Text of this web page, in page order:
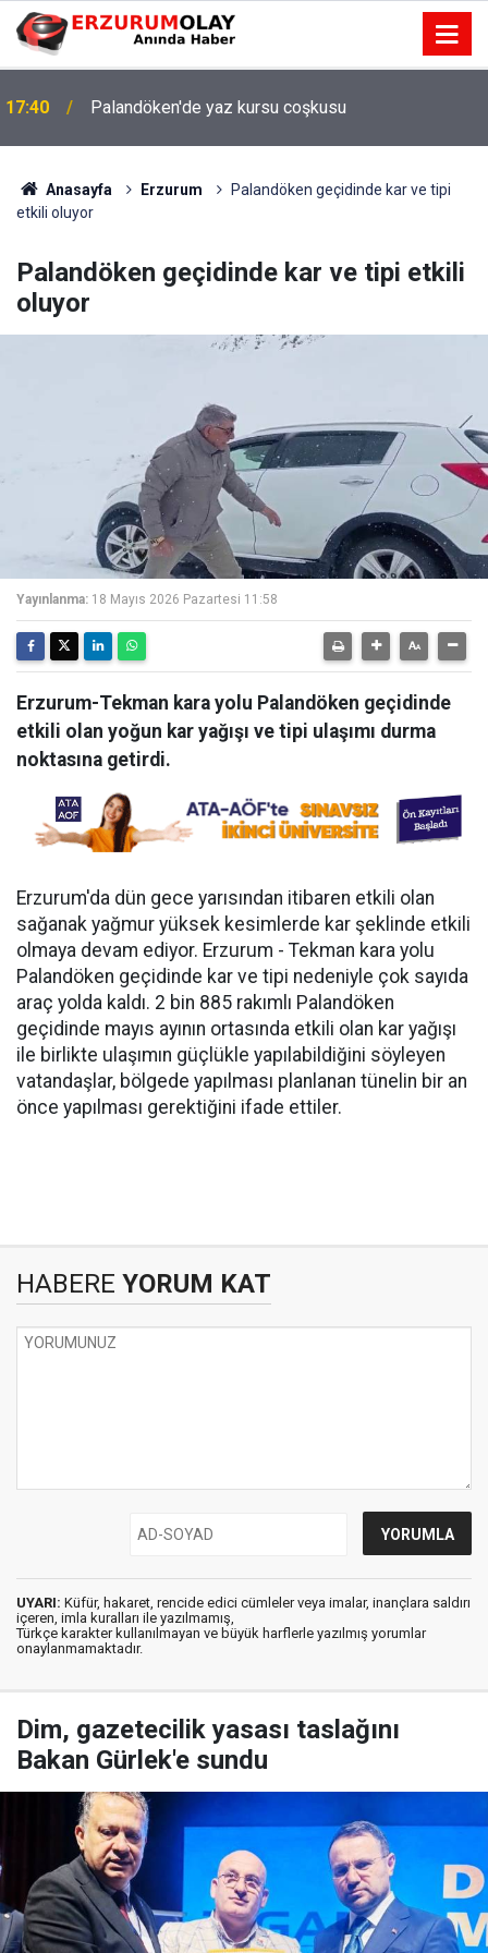
17:40 Palandöken'de yaz kursu coşkusu
Anasayfa Erzurum
Palandöken geçidinde kar ve tipi
etkili oluyor
Palandöken geçidinde kar ve tipi etkili
oluyor
Yayınlanma: 18 Mayıs 2026 Pazartesi 11:58
Erzurum-Tekman kara yolu Palandöken geçidinde
etkili olan yoğun kar yağışı ve tipi ulaşımı durma
noktasına getirdi.
Erzurum'da dün gece yarısından itibaren etkili olan
sağanak yağmur yüksek kesimlerde kar şeklinde etkili
olmaya devam ediyor. Erzurum - Tekman kara yolu
Palandöken geçidinde kar ve tipi nedeniyle çok sayıda
araç yolda kaldı. 2 bin 885 rakımlı Palandöken
geçidinde mayıs ayının ortasında etkili olan kar yağışı
ile birlikte ulaşımın güçlükle yapılabildiğini söyleyen
vatandaşlar, bölgede yapılması planlanan tünelin bir an
önce yapılması gerektiğini ifade ettiler.
HABERE YORUM KAT
UYARI: Küfür, hakaret, rencide edici cümleler veya imalar, inançlara saldırı
içeren, imla kuralları ile yazılmamış,
Türkçe karakter kullanılmayan ve büyük harflerle yazılmış yorumlar
onaylanmamaktadır.
Dim, gazetecilik yasası taslağını
Bakan Gürlek'e sundu